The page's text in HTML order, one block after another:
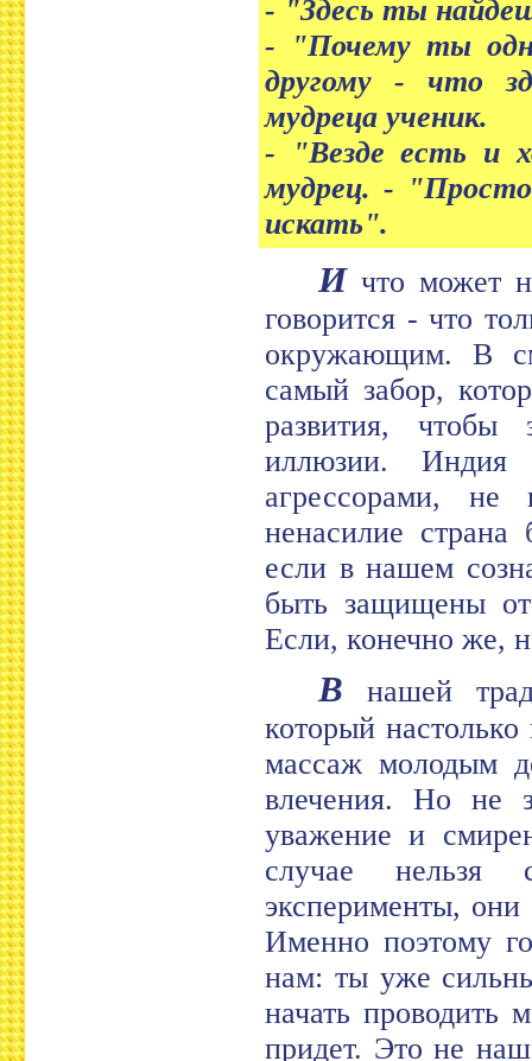
- "Здесь ты
- "Почему ты
другому - что
мудреца ученик.
- "Везде есть и
мудрец. -
искать".
Ичто может
говорится - что
окружающим. В
самый забор,
развития, чтобы
иллюзии. Индия
агрессорами,
ненасилие страна
если в нашем
быть защищены
Если, конечно же,
В нашей
который настолько
массаж молодым
влечения. Но не
уважение и
случае нельзя
эксперименты, они
Именно поэтому
нам: ты уже
начать проводить
придет. Это не